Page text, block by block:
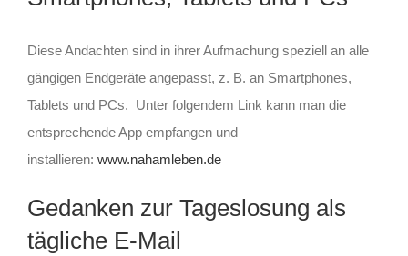
Diese Andachten sind in ihrer Aufmachung speziell an alle
gängigen Endgeräte angepasst, z. B. an Smartphones,
Tablets und PCs. Unter folgendem Link kann man die
entsprechende App empfangen und
installieren: www.nahamleben.de
Gedanken zur Tageslosung als
tägliche E-Mail